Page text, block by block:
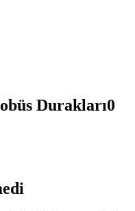
Durakları0